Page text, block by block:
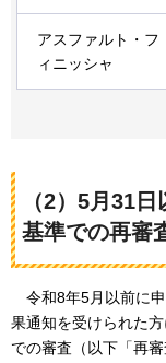
アスファルト・フ
ィニッシャ
（2）5月31
基準での再審
令和8年5月以前に
果通知を受けられた
での審査（以下「再